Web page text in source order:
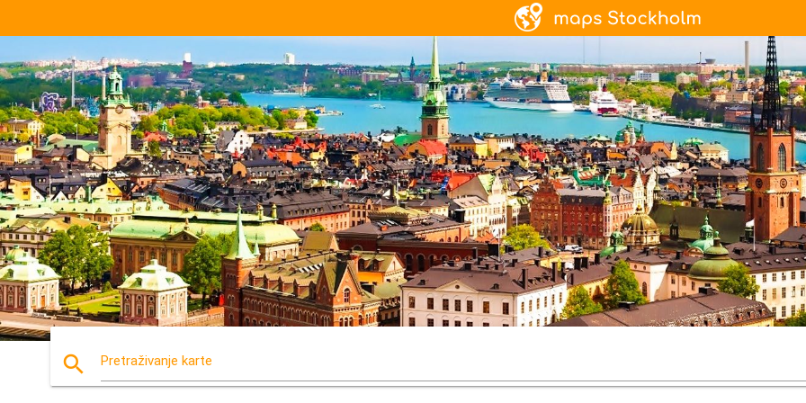
search Pretraživanje karte